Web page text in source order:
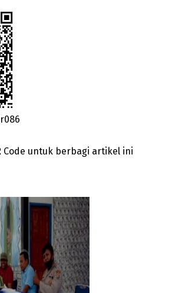
Code untuk berbagi artikel ini